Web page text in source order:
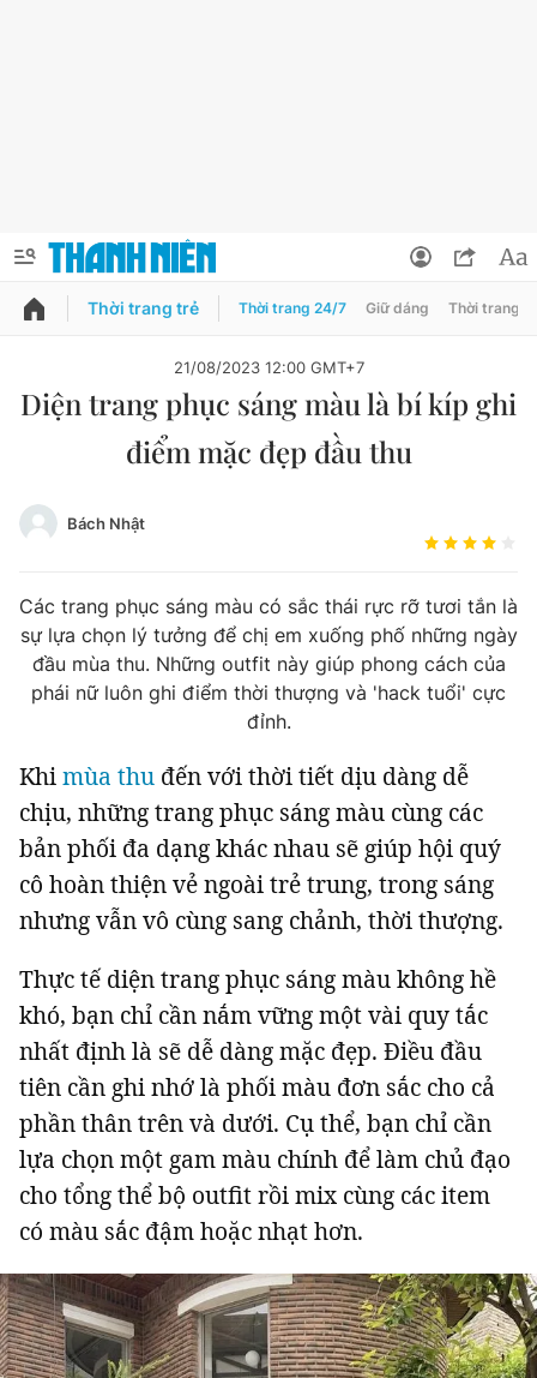
PODCAST QUẢNG CÁO
Chuyên mục khác
Tin thị trường Tin 360
Podcasts
Magazine
Sản phẩm khác
Tiện ích Bạn cần biết
Thông tin tòa soạn Liên hệ quảng cáo
Đọc Thanh Niên trên điện thoại
Theo dõi báo trên
Thông tin tài khoản
Đổi mật khẩu
Đăng xuất
Thời trang trẻ Thời trang 24/7 Giữ dáng Thời trang
21/08/2023 12:00 GMT+7
Diện trang phục sáng màu là bí kíp ghi
điểm mặc đẹp đầu thu
Bách Nhật
Các trang phục sáng màu có sắc thái rực rỡ tươi tắn là
sự lựa chọn lý tưởng để chị em xuống phố những ngày
đầu mùa thu. Những outfit này giúp phong cách của
phái nữ luôn ghi điểm thời thượng và 'hack tuổi' cực
đỉnh.
Khimùa thu đến với thời tiết dịu dàng dễ
chịu, những trang phục sáng màu cùng các
bản phối đa dạng khác nhau sẽ giúp hội quý
cô hoàn thiện vẻ ngoài trẻ trung, trong sáng
nhưng vẫn vô cùng sang chảnh, thời thượng.
Thực tế diện trang phục sáng màu không hề
khó, bạn chỉ cần nắm vững một vài quy tắc
nhất định là sẽ dễ dàng mặc đẹp. Điều đầu
tiên cần ghi nhớ là phối màu đơn sắc cho cả
phần thân trên và dưới. Cụ thể, bạn chỉ cần
lựa chọn một gam màu chính để làm chủ đạo
cho tổng thể bộ outfit rồi mix cùng các item
có màu sắc đậm hoặc nhạt hơn.